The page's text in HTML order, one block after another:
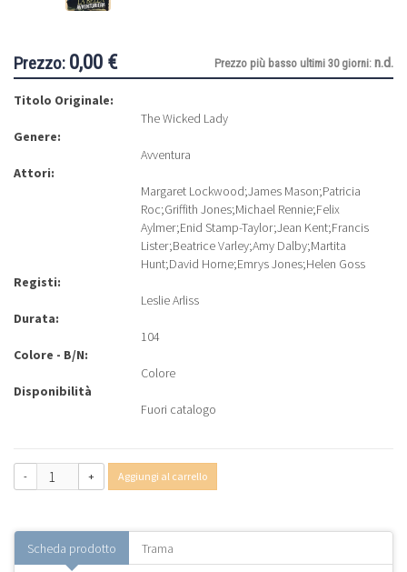
Prezzo: 0,00 € Prezzo più basso ultimi 30 giorni: n.d.
Titolo Originale:
The Wicked Lady
Genere:
Avventura
Attori:
Margaret Lockwood;James Mason;Patricia
Roc;Griffith Jones;Michael Rennie;Felix
Aylmer;Enid Stamp-Taylor;Jean Kent;Francis
Lister;Beatrice Varley;Amy Dalby;Martita
Hunt;David Horne;Emrys Jones;Helen Goss
Registi:
Leslie Arliss
Durata:
104
Colore - B/N:
Colore
Disponibilità
Fuori catalogo
- + Aggiungi al carrello
Scheda prodotto Trama